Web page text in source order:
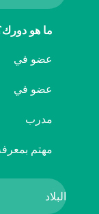
ما هو
عضو في
عضو في
مدرب
مهتم